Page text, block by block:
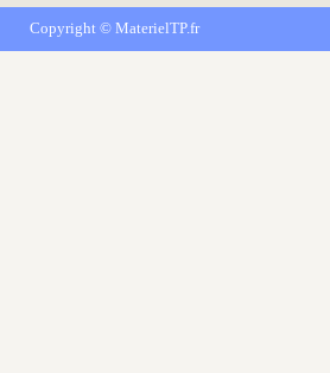
Copyright © MaterielTP.fr